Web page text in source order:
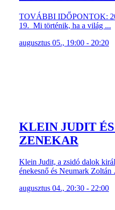
TOVÁBBI IDŐPONTOK:
19. Mi történik, ha a világ ...
augusztus 05., 19:00 - 20:20
KLEIN JUDIT
ZENEKAR
Klein Judit, a zsidó dalok
énekesnő és Neumark Zoltán
augusztus 04., 20:30 - 22:00